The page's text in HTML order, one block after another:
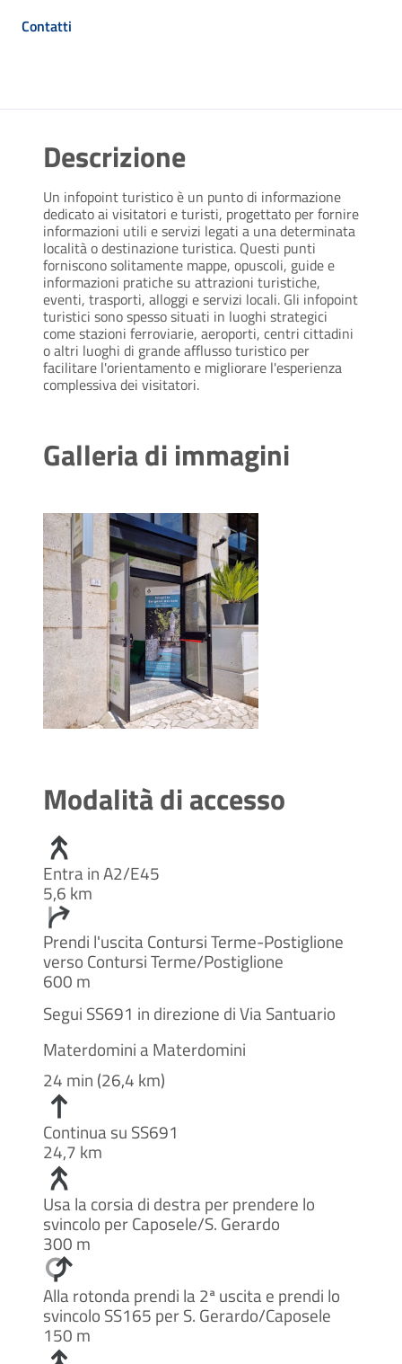
Contatti
Descrizione
Un infopoint turistico è un punto di informazione
dedicato ai visitatori e turisti, progettato per fornire
informazioni utili e servizi legati a una determinata
località o destinazione turistica. Questi punti
forniscono solitamente mappe, opuscoli, guide e
informazioni pratiche su attrazioni turistiche,
eventi, trasporti, alloggi e servizi locali. Gli infopoint
turistici sono spesso situati in luoghi strategici
come stazioni ferroviarie, aeroporti, centri cittadini
o altri luoghi di grande afflusso turistico per
facilitare l'orientamento e migliorare l'esperienza
complessiva dei visitatori.
Galleria di immagini
Modalità di accesso
Entra in A2/E45
5,6 km
Prendi l'uscita Contursi Terme-Postiglione
verso Contursi Terme/Postiglione
600 m
Segui SS691 in direzione di Via Santuario
Materdomini a Materdomini
24 min (26,4 km)
Continua su SS691
24,7 km
Usa la corsia di destra per prendere lo
svincolo per Caposele/S. Gerardo
300 m
Alla rotonda prendi la 2ª uscita e prendi lo
svincolo SS165 per S. Gerardo/Caposele
150 m